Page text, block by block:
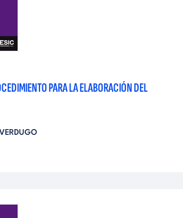
PARA LA ELABORACIÓN DEL